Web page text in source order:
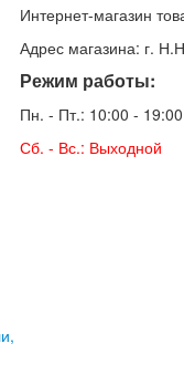
Интернет-магазин
Адрес магазина: г.
Режим работы:
Пн. - Пт.: 10:00 - 19:00
Сб. - Вс.: Выходной